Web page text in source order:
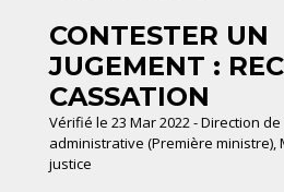
CONTESTER UN
JUGEMENT :
CASSATION
Vérifié le 23 Mar 2022 - Direction
administrative (Première ministre),
justice